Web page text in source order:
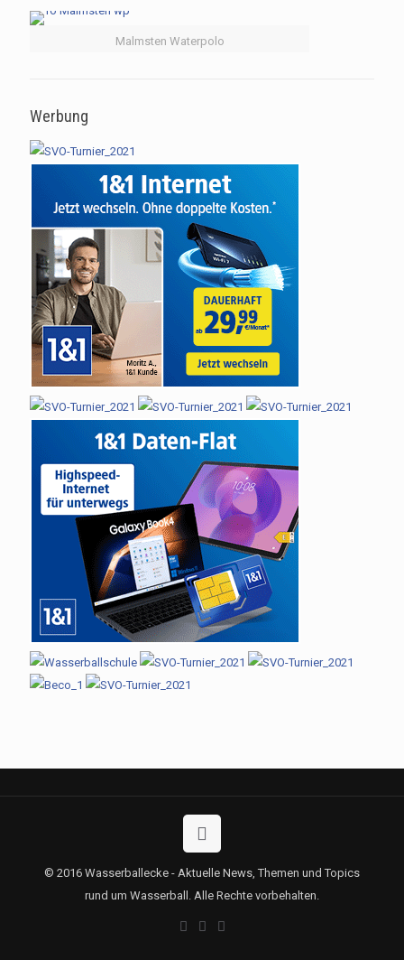
Malmsten Waterpolo
Werbung
© 2016 Wasserballecke - Aktuelle News, Themen und Topics
rund um Wasserball. Alle Rechte vorbehalten.